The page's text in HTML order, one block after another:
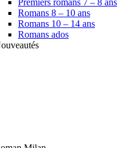
Premiers romans 7 – 8 ans
Romans 8 – 10 ans
Romans 10 – 14 ans
Romans ados